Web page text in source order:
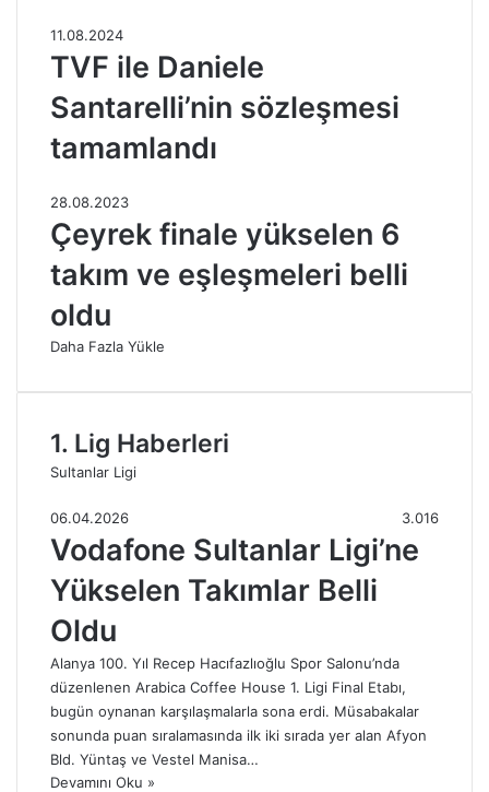
11.08.2024
TVF ile Daniele
Santarelli’nin sözleşmesi
tamamlandı
28.08.2023
Çeyrek finale yükselen 6
takım ve eşleşmeleri belli
oldu
Daha Fazla Yükle
1. Lig Haberleri
Sultanlar Ligi
06.04.2026 3.016
Vodafone Sultanlar Ligi’ne
Yükselen Takımlar Belli
Oldu
Alanya 100. Yıl Recep Hacıfazlıoğlu Spor Salonu’nda
düzenlenen Arabica Coffee House 1. Ligi Final Etabı,
bugün oynanan karşılaşmalarla sona erdi. Müsabakalar
sonunda puan sıralamasında ilk iki sırada yer alan Afyon
Bld. Yüntaş ve Vestel Manisa…
Devamını Oku »